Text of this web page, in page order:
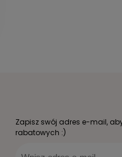
Zapisz swój adres e-mail,
rabatowych :)